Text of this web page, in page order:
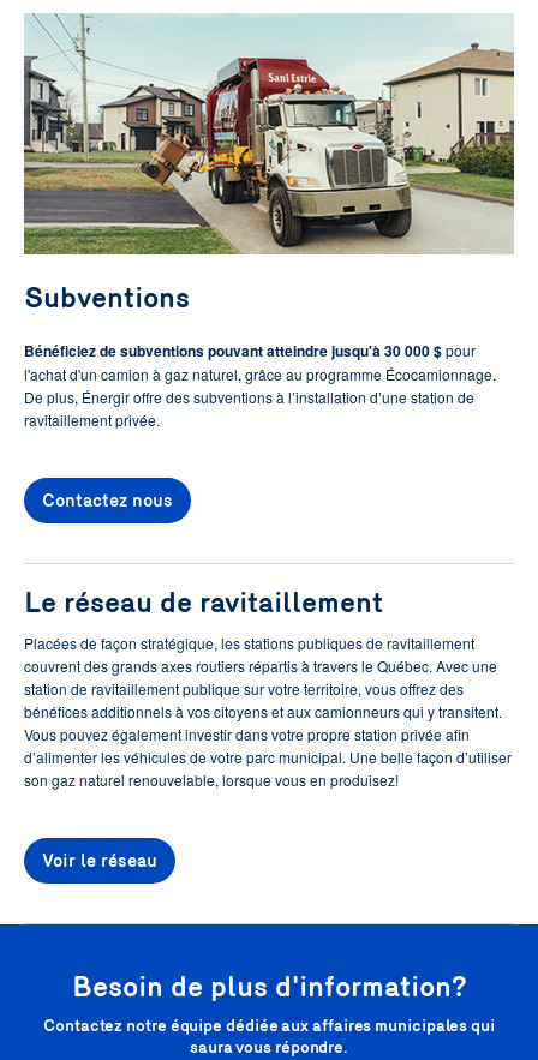
Subventions
Bénéficiez de subventions pouvant atteindre jusqu'à 30 000 $pour
l'achat d'un camion à gaz naturel, grâce au programme Écocamionnage.
De plus, Énergir offre des subventions à l’installation d’une station de
ravitaillement privée.
Contactez nous
Le réseau de ravitaillement
Placées de façon stratégique, les stations publiques de ravitaillement
couvrent des grands axes routiers répartis à travers le Québec. Avec une
station de ravitaillement publique sur votre territoire, vous offrez des
bénéfices additionnels à vos citoyens et aux camionneurs qui y transitent.
Vous pouvez également investir dans votre propre station privée afin
d’alimenter les véhicules de votre parc municipal. Une belle façon d’utiliser
son gaz naturel renouvelable, lorsque vous en produisez!
Voir le réseau
Besoin de plus d'information?
Contactez notre équipe dédiée aux affaires municipales qui
saura vous répondre.